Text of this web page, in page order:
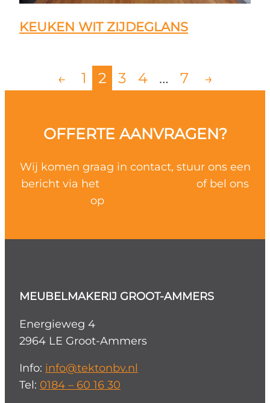
KEUKEN WIT ZIJDEGLANS
← 1 2 3 4 … 7 →
OFFERTE AANVRAGEN?
Wij komen graag in contact, stuur ons een
bericht via het
of bel ons
op
MEUBELMAKERIJ GROOT-AMMERS
Energieweg 4
2964 LE Groot-Ammers
Info: info@tektonbv.nl
Tel: 0184 – 60 16 30